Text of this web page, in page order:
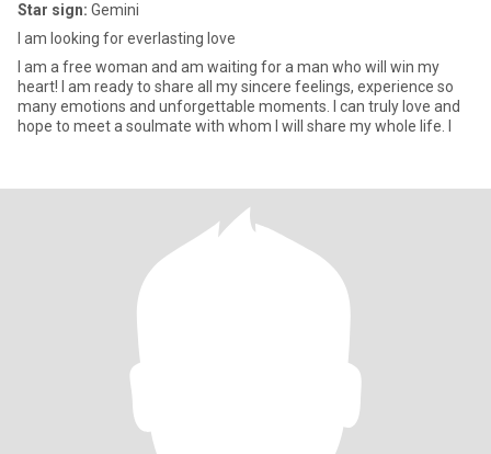
Star sign: Gemini
I am looking for everlasting love
I am a free woman and am waiting for a man who will win my
heart! I am ready to share all my sincere feelings, experience so
many emotions and unforgettable moments. I can truly love and
hope to meet a soulmate with whom I will share my whole life. I